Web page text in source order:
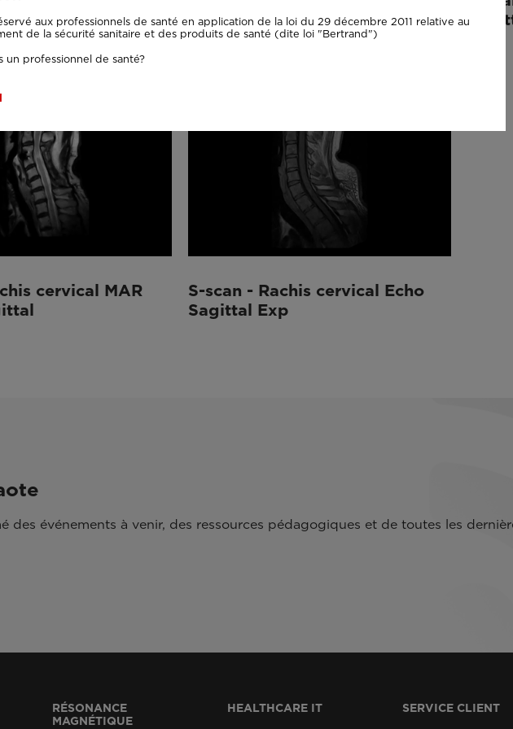
Hyce Axial
cervical MAR
S-scan - Rachis cervical Echo
Sagittal Exp
des événements à venir, des ressources pédagogiques et de toutes les
RÉSONANCE
MAGNÉTIQUE
HEALTHCARE IT SERVICE CLIENT
aux professionnels de santé en application de la loi du 29 décembre 2011 relative au
de la sécurité sanitaire et des produits de santé (dite loi "Bertrand")
un professionnel de santé?